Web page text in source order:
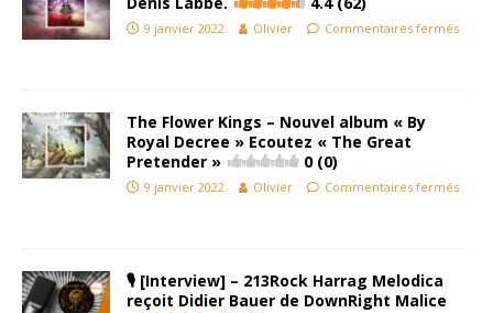
9 janvier 2022 Olivier Commentaires fermés
The Flower Kings – Nouvel album « By
Royal Decree » Ecoutez « The Great
Pretender »
0 (0)
9 janvier 2022 Olivier Commentaires fermés
🎙 [Interview] – 213Rock Harrag Melodica
reçoit Didier Bauer de DownRight Malice